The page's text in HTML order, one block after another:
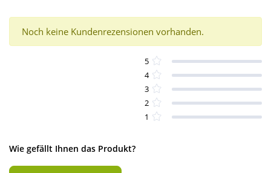
Noch keine Kundenrezensionen vorhanden.
5
4
3
2
1
Wie gefällt Ihnen das Produkt?